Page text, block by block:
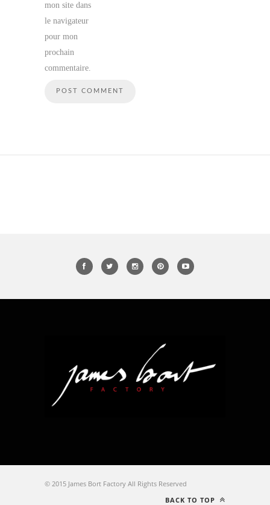
mon site dans
le navigateur
pour mon
prochain
commentaire.
© 2015 James Bort Factory All Rights Reserved
BACK TO TOP